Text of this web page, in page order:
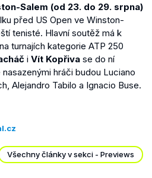
Salem (od 23. do 29. srpna)
před US Open ve Winston-
tenisté. Hlavní soutěž má k
turnajích kategorie ATP 250
i Vít Kopřiva se do ní
hráči budou Luciano
Alejandro Tabilo a Ignacio Buse.
Všechny články v sekci - Previews